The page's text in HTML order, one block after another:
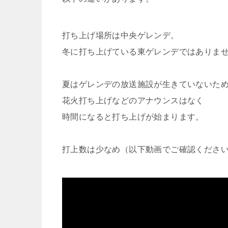
打ち上げ場所は中央ゲレンデ。
冬に打ち上げている東ゲレンデではありませ
夏はゲレンデの放送施設が生きていないため
花火打ち上げなどのアナウンスはなく
時間になると打ち上げが始まります。
打上数は少なめ（以下動画でご確認ください